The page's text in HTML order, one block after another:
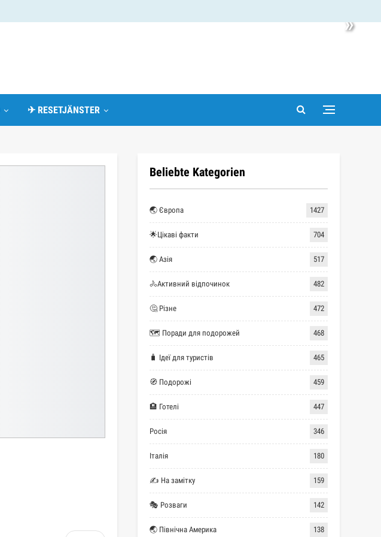
»
✈ RESETJÄNSTER
Beliebte Kategorien
🌏 Європа 1427
🌟Цікаві факти 704
🌏 Азія 517
🚴Активний відпочинок 482
🤔 Різне 472
🗺 Поради для подорожей 468
🧳 Ідеї для туристів 465
🧭 Подорожі 459
🏨 Готелі 447
Росія 346
Італія 180
✍ На замітку 159
🎭 Розваги 142
🌏 Північна Америка 138